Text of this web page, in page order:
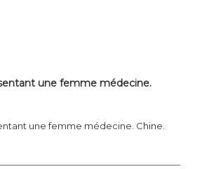
une femme médecine.
une femme médecine. Chine.